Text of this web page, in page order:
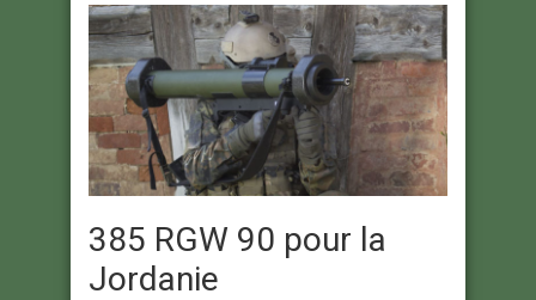
385 RGW 90 pour la
Jordanie